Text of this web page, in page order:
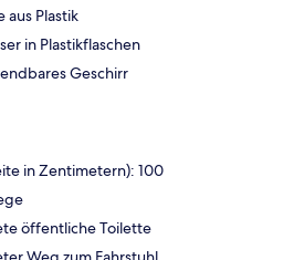
aus Plastik
in Plastikflaschen
Geschirr
in Zentimetern): 100
öffentliche Toilette